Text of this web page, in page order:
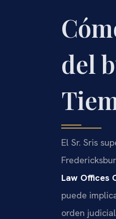
del
El Sr. Sris
Law Offices
puede
orden